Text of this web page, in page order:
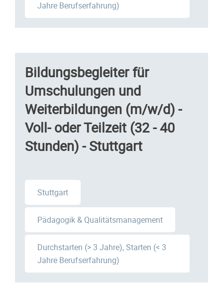
Jahre Berufserfahrung)
Bildungsbegleiter für
Umschulungen und
Weiterbildungen (m/w/d) -
Voll- oder Teilzeit (32 - 40
Stunden) - Stuttgart
Stuttgart
Pädagogik & Qualitätsmanagement
Durchstarten (> 3 Jahre), Starten (< 3
Jahre Berufserfahrung)